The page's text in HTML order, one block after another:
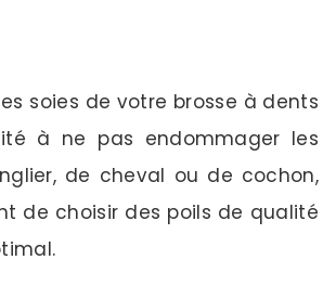
soies de votre brosse à dents
à ne pas endommager les
de cheval ou de cochon,
de choisir des poils de qualité